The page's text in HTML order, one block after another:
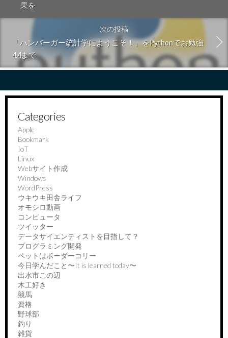
果を
次の投稿
「ハンバーガー統計学にようこそ！」をPythonでお勉強
4.4まで
Categories
Apple
Bookmark
IoT
Linux
Webサイト作成
Windows
WordPress
ウキウキ田舎ライフ
オモシロ動画
コンピュータ
ツイッター
データサイエンティストを目指して？
プログラミング開発
ペットはボーダーコリー
今日学んだこと〜It is learned today〜
出水市この辺
木工好き
競馬
資格
野球部
釣り
雑貨